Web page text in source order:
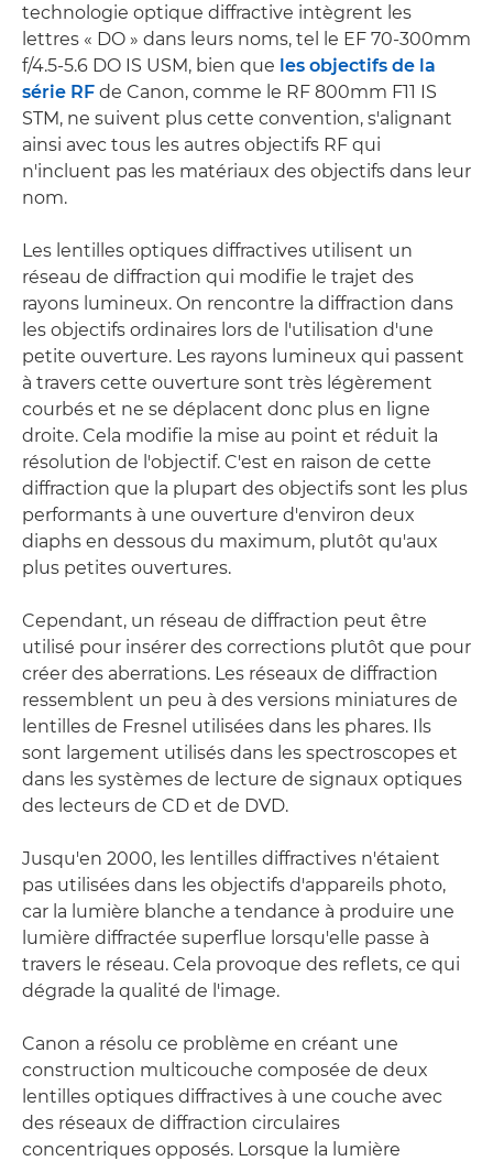
technologie optique diffractive intègrent les
lettres « DO » dans leurs noms, tel le EF 70-300mm
f/4.5-5.6 DO IS USM, bien que les objectifs de la
série RF de Canon, comme le RF 800mm F11 IS
STM, ne suivent plus cette convention, s'alignant
ainsi avec tous les autres objectifs RF qui
n'incluent pas les matériaux des objectifs dans leur
nom.
Les lentilles optiques diffractives utilisent un
réseau de diffraction qui modifie le trajet des
rayons lumineux. On rencontre la diffraction dans
les objectifs ordinaires lors de l'utilisation d'une
petite ouverture. Les rayons lumineux qui passent
à travers cette ouverture sont très légèrement
courbés et ne se déplacent donc plus en ligne
droite. Cela modifie la mise au point et réduit la
résolution de l'objectif. C'est en raison de cette
diffraction que la plupart des objectifs sont les plus
performants à une ouverture d'environ deux
diaphs en dessous du maximum, plutôt qu'aux
plus petites ouvertures.
Cependant, un réseau de diffraction peut être
utilisé pour insérer des corrections plutôt que pour
créer des aberrations. Les réseaux de diffraction
ressemblent un peu à des versions miniatures de
lentilles de Fresnel utilisées dans les phares. Ils
sont largement utilisés dans les spectroscopes et
dans les systèmes de lecture de signaux optiques
des lecteurs de CD et de DVD.
Jusqu'en 2000, les lentilles diffractives n'étaient
pas utilisées dans les objectifs d'appareils photo,
car la lumière blanche a tendance à produire une
lumière diffractée superflue lorsqu'elle passe à
travers le réseau. Cela provoque des reflets, ce qui
dégrade la qualité de l'image.
Canon a résolu ce problème en créant une
construction multicouche composée de deux
lentilles optiques diffractives à une couche avec
des réseaux de diffraction circulaires
concentriques opposés. Lorsque la lumière